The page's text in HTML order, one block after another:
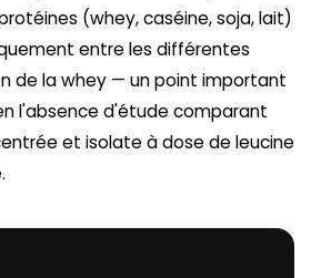
(whey, caséine, soja, lait)
entre les différentes
de la whey — un point important
l'absence d'étude comparant
et isolate à dose de leucine